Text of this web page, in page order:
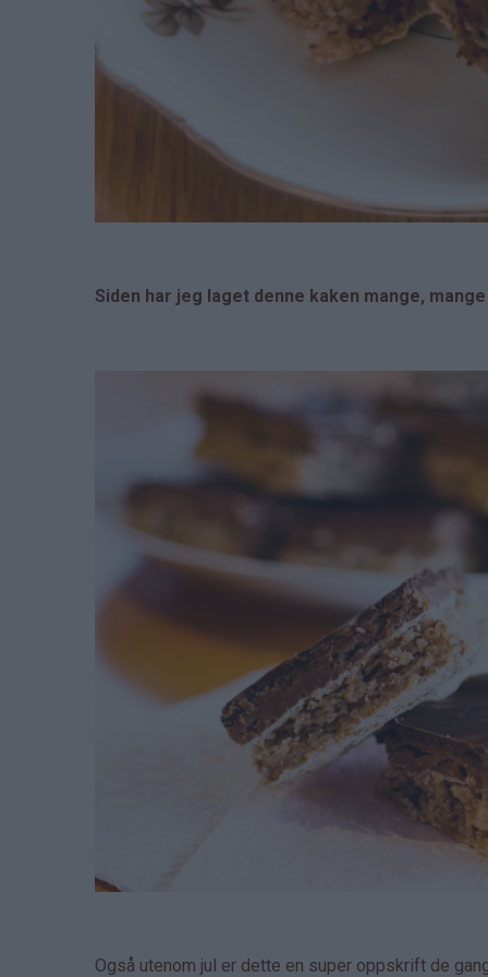
Siden har jeg laget denne kaken mange,
Også utenom jul er dette en super oppskrift de